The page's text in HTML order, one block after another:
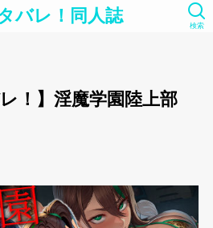
バレ！同人誌 検索
レ！】淫魔学園陸上部